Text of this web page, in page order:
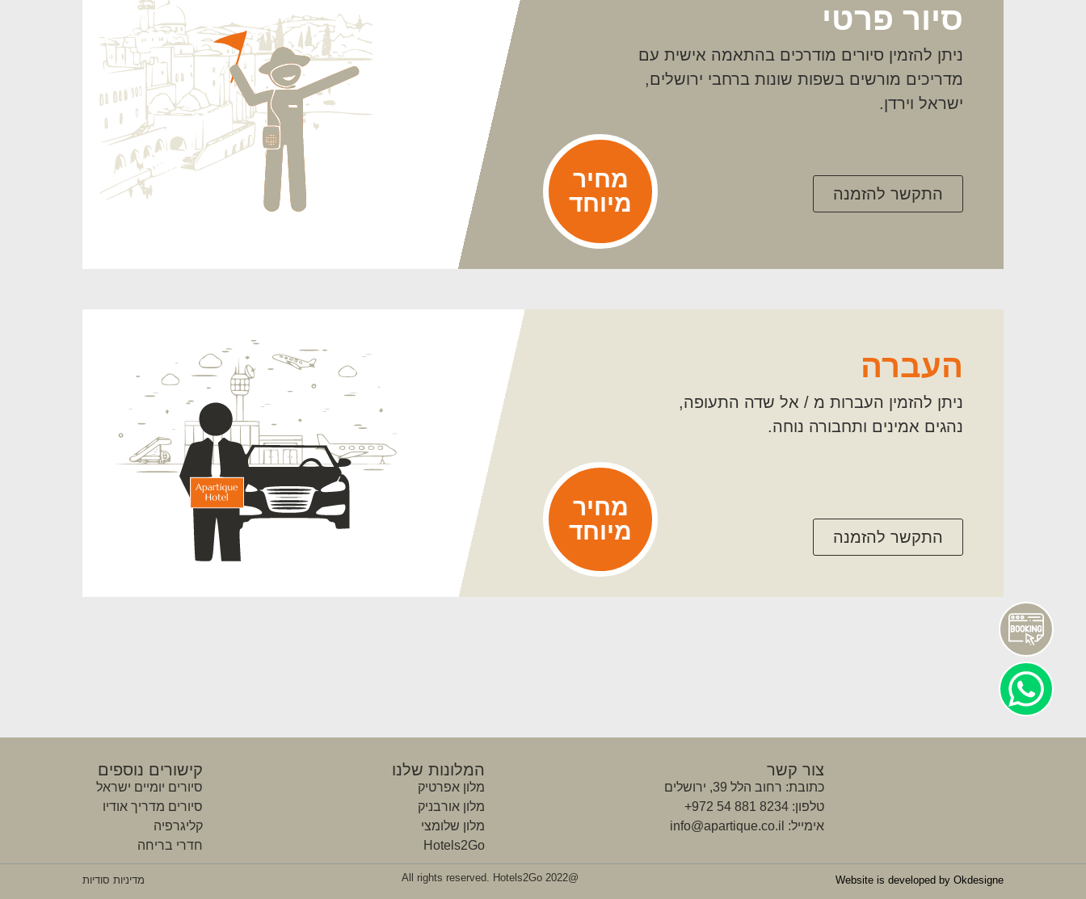
סיור פרטי
ניתן להזמין סיורים מודרכים בהתאמה אישית עם
מדריכים מורשים בשפות שונות ברחבי ירושלים,
ישראל וירדן.
התקשר להזמנה
מחיר
מיוחד
העברה
ניתן להזמין העברות מ / אל שדה התעופה,
נהגים אמינים ותחבורה נוחה.
התקשר להזמנה
מחיר
מיוחד
צור קשר
כתובת: רחוב הלל 39, ירושלים
טלפון: 8234 881 54 972+
אימייל: info@apartique.co.il
המלונות שלנו
מלון אפרטיק
מלון אורבניק
מלון שלומצי
Hotels2Go
קישורים נוספים
סיורים יומיים ישראל
סיורים מדריך אודיו
קליגרפיה
חדרי בריחה
Website is developed by Okdesigne
@2022 All rights reserved. Hotels2Go מדיניות סודיות